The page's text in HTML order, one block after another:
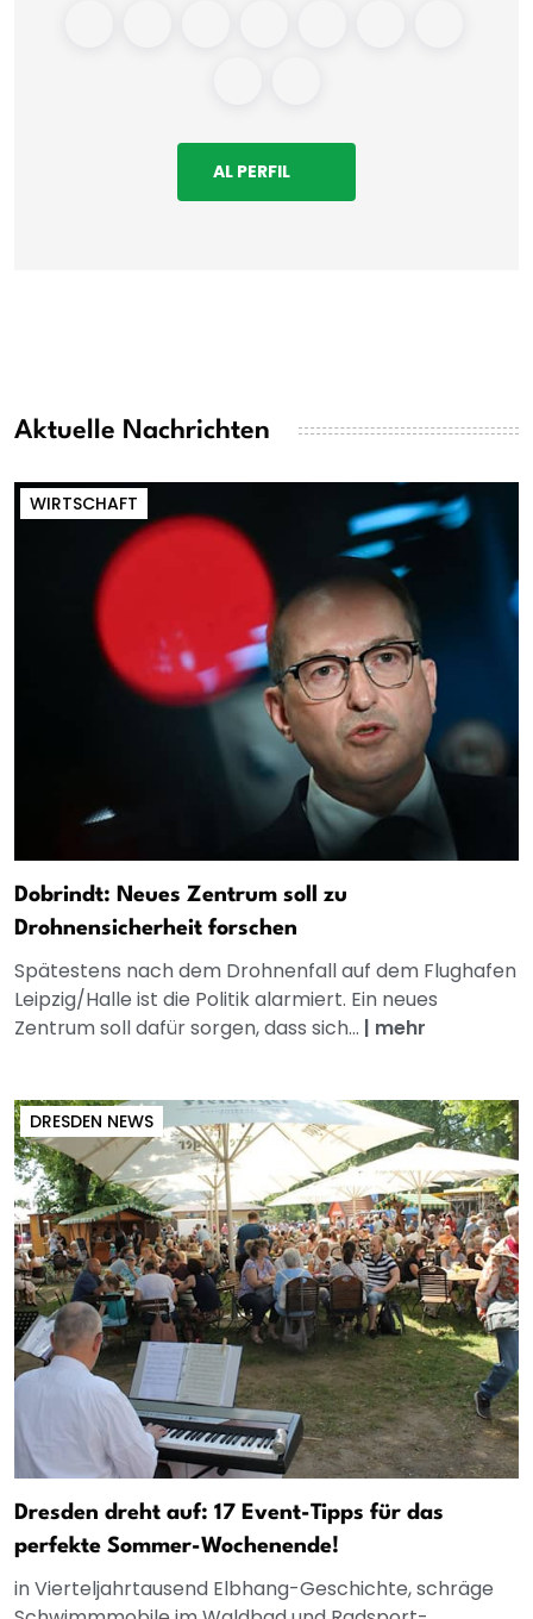
AL PERFIL
Aktuelle Nachrichten
WIRTSCHAFT
Dobrindt: Neues Zentrum soll zu
Drohnensicherheit forschen
Spätestens nach dem Drohnenfall auf dem Flughafen
Leipzig/Halle ist die Politik alarmiert. Ein neues
Zentrum soll dafür sorgen, dass sich... | mehr
DRESDEN NEWS
Dresden dreht auf: 17 Event-Tipps für das
perfekte Sommer-Wochenende!
in Vierteljahrtausend Elbhang-Geschichte, schräge